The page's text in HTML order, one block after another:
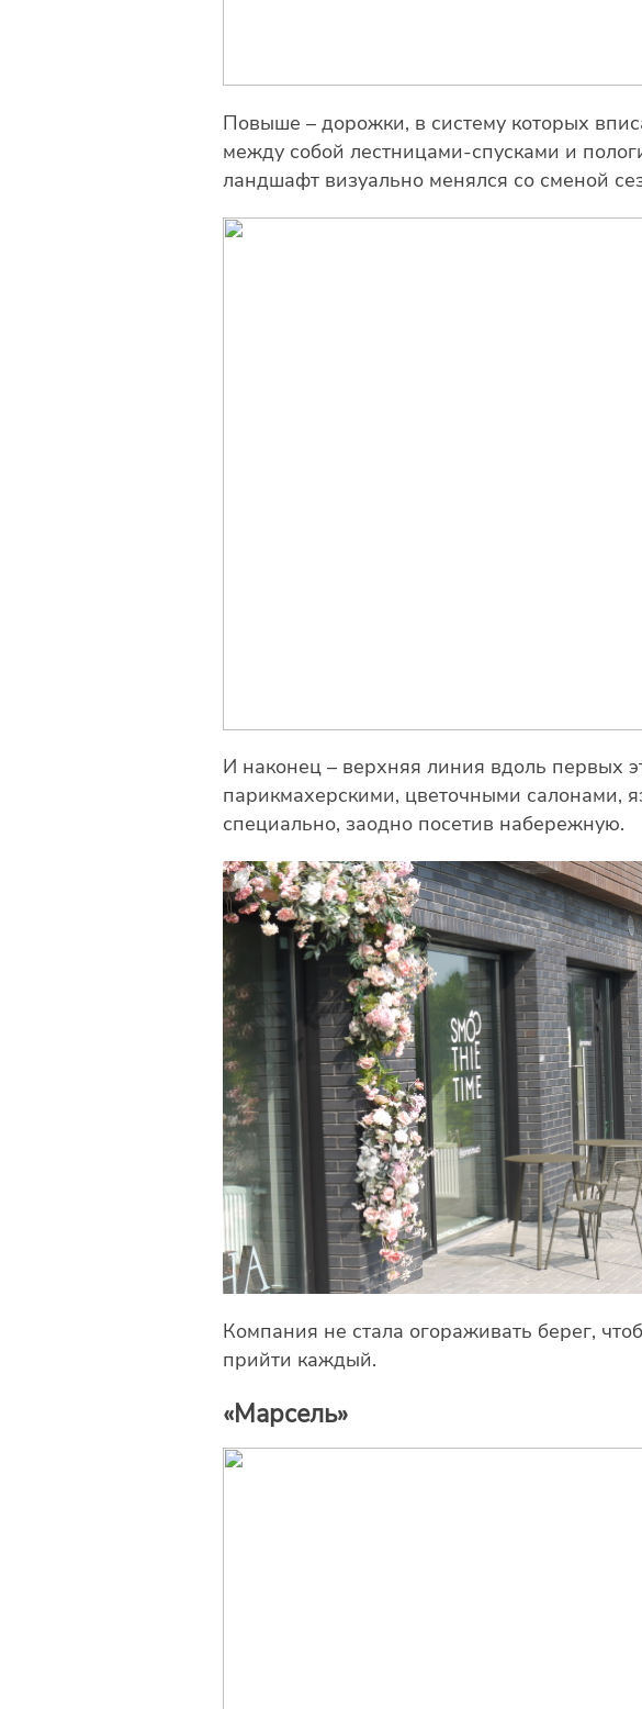
Повыше – дорожки, в систему которых
между собой лестницами-спусками и
ландшафт визуально менялся со сменой
И наконец – верхняя линия вдоль первых
парикмахерскими, цветочными салонами,
специально, заодно посетив набережную.
Компания не стала огораживать берег,
прийти каждый.
«Марсель»